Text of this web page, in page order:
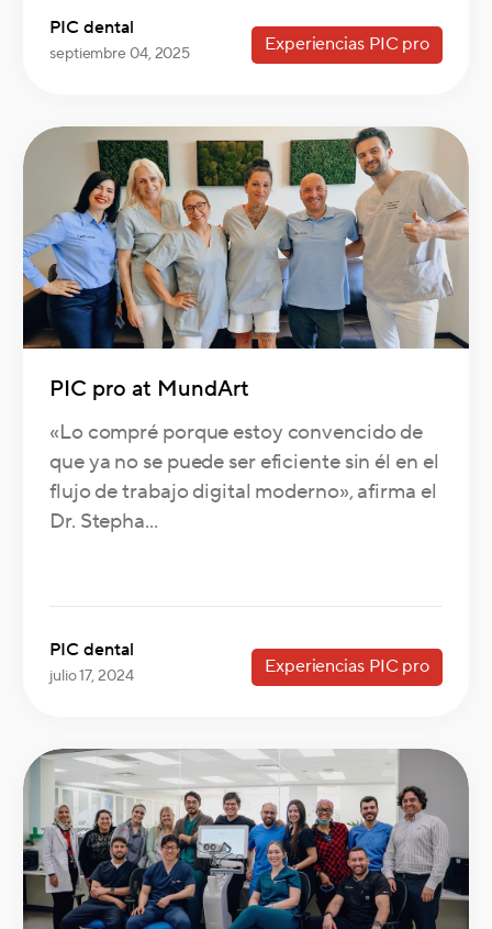
PIC dental
septiembre 04, 2025 Experiencias PIC pro
PIC pro at MundArt
«Lo compré porque estoy convencido de
que ya no se puede ser eficiente sin él en el
flujo de trabajo digital moderno», afirma el
Dr. Stepha...
PIC dental
julio 17, 2024 Experiencias PIC pro